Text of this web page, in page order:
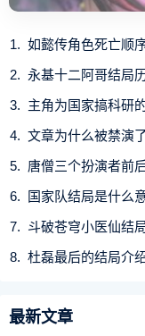
如懿传角色死亡顺
永基十二阿哥结局
主角为国家搞科研
文章为什么被禁演
唐僧三个扮演者前
国家队结局是什么
斗破苍穹小医仙结
杜磊最后的结局介
最新文章